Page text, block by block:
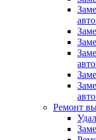
Ремонт